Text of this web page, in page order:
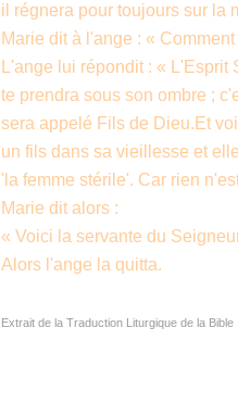
il régnera pour toujours sur la
Marie dit à l'ange : «
L'ange lui répondit : «
te prendra sous son ombre ;
sera appelé Fils de Dieu.Et
un fils dans sa vieillesse et
'la femme stérile'. Car rien
Marie dit alors :
« Voici la servante du
Alors l'ange la quitta.
Extrait de la Traduction Liturgique de la Bible